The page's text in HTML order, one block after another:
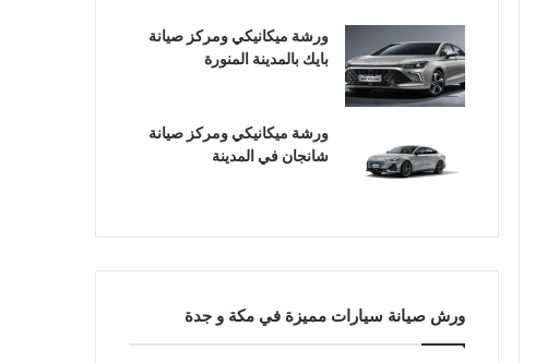
ورشة ميكانيكي ومركز صيانة
بايك بالمدينة المنورة
ورشة ميكانيكي ومركز صيانة
شانجان في المدينة
ورش صيانة سيارات مميزة في مكة و جدة